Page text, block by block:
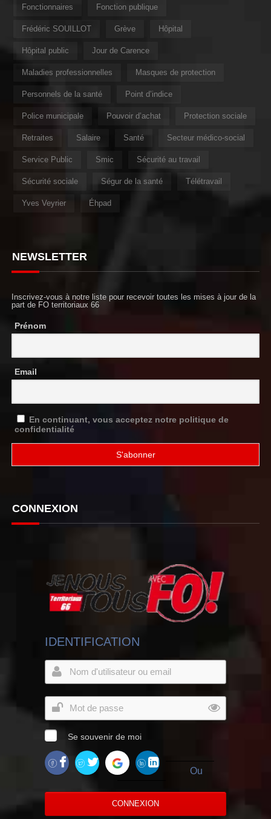
Fonctionnaires Fonction publique
Frédéric SOUILLOT Grève Hôpital
Hôpital public Jour de Carence
Maladies professionnelles Masques de protection
Personnels de la santé Point d’indice
Police municipale Pouvoir d’achat Protection sociale
Retraites Salaire Santé Secteur médico-social
Service Public Smic Sécurité au travail
Sécurité sociale Ségur de la santé Télétravail
Yves Veyrier Éhpad
NEWSLETTER
Inscrivez-vous à notre liste pour recevoir toutes les mises à jour de la
part de FO territoriaux 66
Prénom
Email
En continuant, vous acceptez notre politique de
confidentialité
CONNEXION
IDENTIFICATION
Se souvenir de moi
Ou
CONNEXION